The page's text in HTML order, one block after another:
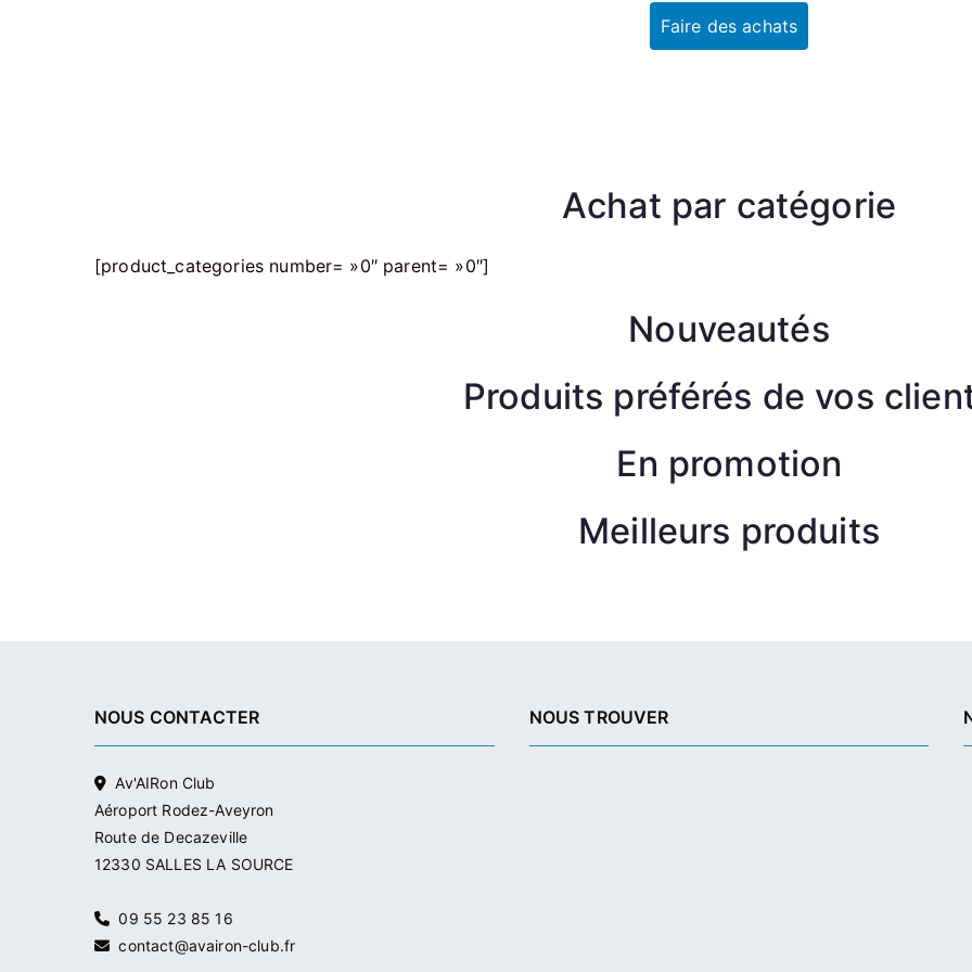
Faire des achats
Achat par catégorie
[product_categories number= »0″ parent= »0″]
Nouveautés
Produits préférés de vos
En promotion
Meilleurs produits
NOUS CONTACTER
Av'AIRon Club
Aéroport Rodez-Aveyron
Route de Decazeville
12330 SALLES LA SOURCE
09 55 23 85 16
contact@avairon-club.fr
NOUS TROUVER